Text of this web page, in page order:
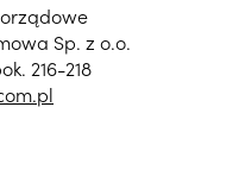
Sp. z o.o.
216-218